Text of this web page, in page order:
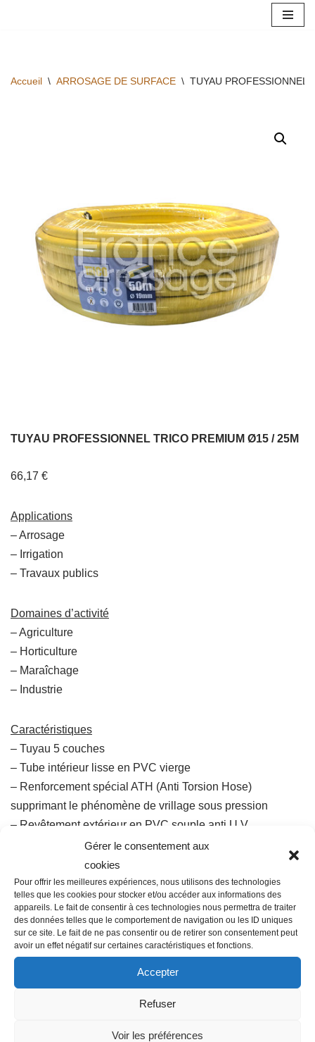
Gérer le consentement aux
cookies
Pour offrir les meilleures expériences, nous utilisons des technologies
telles que les cookies pour stocker et/ou accéder aux informations des
appareils. Le fait de consentir à ces technologies nous permettra de traiter
des données telles que le comportement de navigation ou les ID uniques
sur ce site. Le fait de ne pas consentir ou de retirer son consentement peut
avoir un effet négatif sur certaines caractéristiques et fonctions.
Accepter
Refuser
Voir les préférences
contenu
Accueil \ ARROSAGE DE SURFACE \ TUYAU PROFESSIONNEL
TUYAU PROFESSIONNEL TRICO PREMIUM Ø15 / 25M
66,17 €
Applications
– Arrosage
– Irrigation
– Travaux publics
Domaines d’activité
– Agriculture
– Horticulture
– Maraîchage
– Industrie
Caractéristiques
– Tuyau 5 couches
– Tube intérieur lisse en PVC vierge
– Renforcement spécial ATH (Anti Torsion Hose)
supprimant le phénomène de vrillage sous pression
– Revêtement extérieur en PVC souple anti U.V
– 25 bar de pression test
– Garantie 12 ans
– Plage de diamètres : Ø15 à 50
– Plage de température : de -15°C à + 60°C
Ajouter au panier
ARROSAGE DE SURFACE